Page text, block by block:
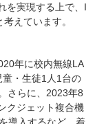
を実現する上で、I
えています。
年に校内無線LA
・生徒1人1台の
さらに、2023年8
クジェット複合機